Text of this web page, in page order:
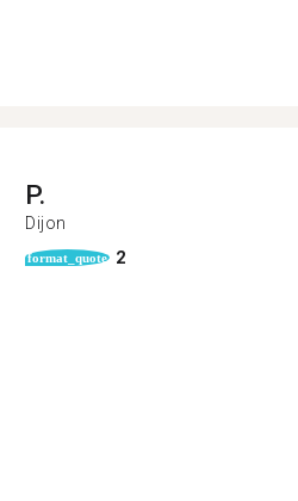
P.
Dijon
format_quote 2